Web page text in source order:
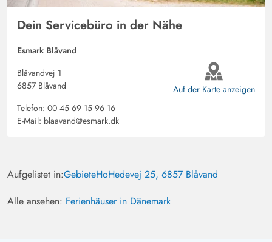
Dein Servicebüro in der Nähe
Esmark Blåvand
Blåvandvej 1
6857 Blåvand
Telefon: 00 45 69 15 96 16
E-Mail: blaavand@esmark.dk
Auf der Karte anzeigen
Aufgelistet in:GebieteHoHedevej 25, 6857 Blåvand
Alle ansehen: Ferienhäuser in Dänemark